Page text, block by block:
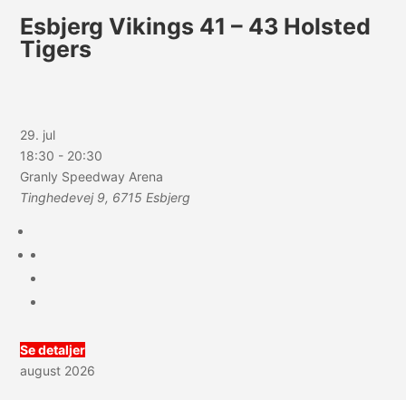
Esbjerg Vikings 41 – 43 Holsted
Tigers
29. jul
18:30 - 20:30
Granly Speedway Arena
Tinghedevej 9, 6715 Esbjerg
Se detaljer
august 2026